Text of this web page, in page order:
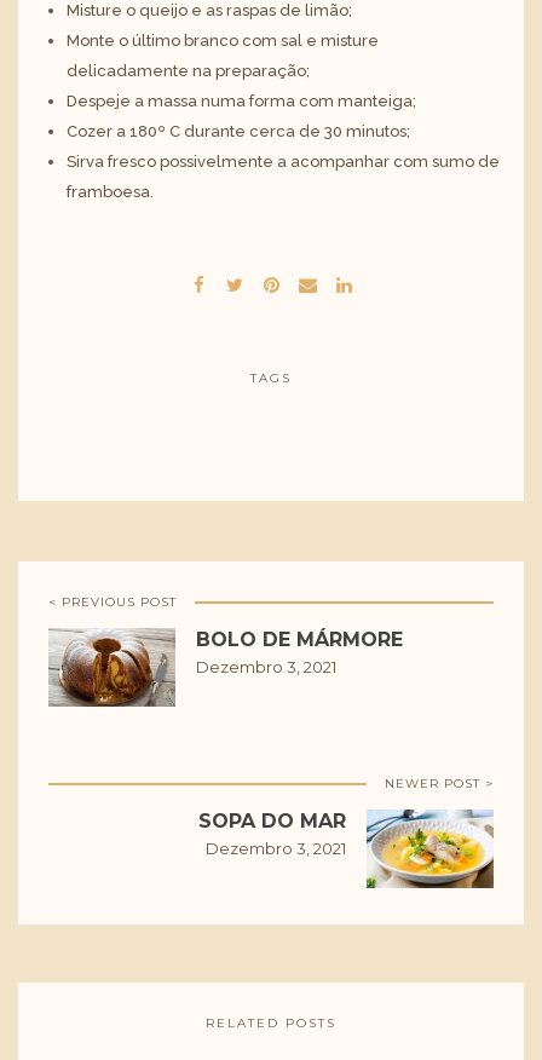
Misture o queijo e as raspas de limão;
Monte o último branco com sal e misture
delicadamente na preparação;
Despeje a massa numa forma com manteiga;
Cozer a 180º C durante cerca de 30 minutos;
Sirva fresco possivelmente a acompanhar com sumo de
framboesa.
TAGS
< PREVIOUS POST
BOLO DE MÁRMORE
Dezembro 3, 2021
NEWER POST >
SOPA DO MAR
Dezembro 3, 2021
RELATED POSTS